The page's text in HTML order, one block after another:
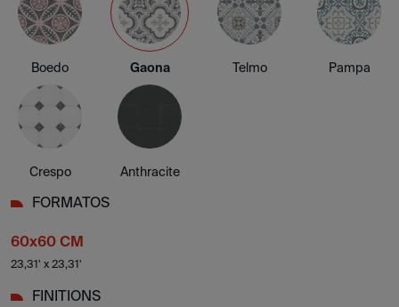
Boedo Gaona Telmo Pampa
Crespo Anthracite
FORMATOS
60x60 CM
23,31' x 23,31'
FINITIONS